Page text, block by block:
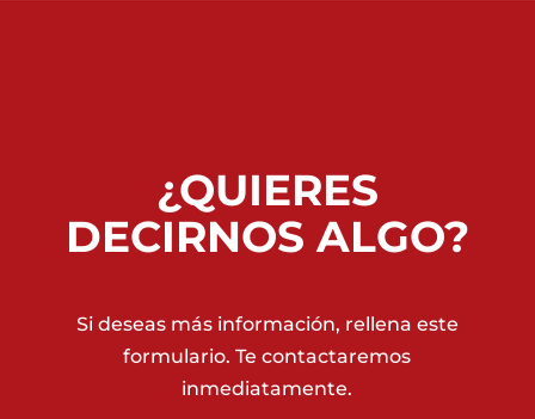
¿QUIERES
DECIRNOS ALGO?
Si deseas más información, rellena este
formulario. Te contactaremos
inmediatamente.